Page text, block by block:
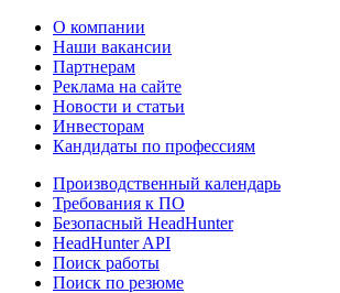
О компании
Наши вакансии
Партнерам
Реклама на сайте
Новости и статьи
Инвесторам
Кандидаты по профессиям
Производственный календарь
Требования к ПО
Безопасный HeadHunter
HeadHunter API
Поиск работы
Поиск по резюме